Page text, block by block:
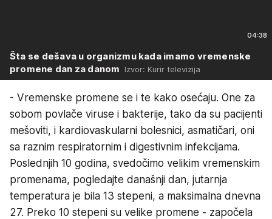
04:38
Šta se dešava u organizmu kada imamo vremenske
promene dan za danom
Izvor: Kurir televizija
- Vremenske promene se i te kako osećaju. One za
sobom povlače viruse i bakterije, tako da su pacijenti
mešoviti, i kardiovaskularni bolesnici, asmatičari, oni
sa raznim respiratornim i digestivnim infekcijama.
Poslednjih 10 godina, svedočimo velikim vremenskim
promenama, pogledajte današnji dan, jutarnja
temperatura je bila 13 stepeni, a maksimalna dnevna
27. Preko 10 stepeni su velike promene - započela